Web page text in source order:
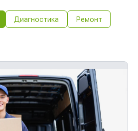
Диагностика Ремонт